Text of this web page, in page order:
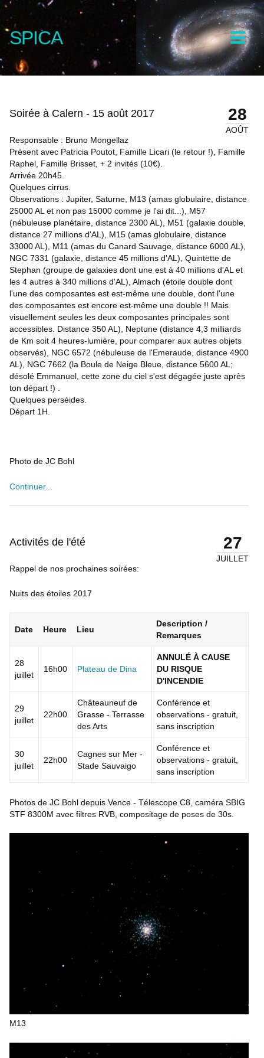
SPICA
28
AOÛT
Soirée à Calern - 15 août 2017
Responsable : Bruno Mongellaz
Présent avec Patricia Poutot, Famille Licari (le retour !), Famille
Raphel, Famille Brisset, + 2 invités (10€).
Arrivée 20h45.
Quelques cirrus.
Observations : Jupiter, Saturne, M13 (amas globulaire, distance
25000 AL et non pas 15000 comme je l'ai dit...), M57
(nébuleuse planétaire, distance 2300 AL), M51 (galaxie double,
distance 27 millions d'AL), M15 (amas globulaire, distance
33000 AL), M11 (amas du Canard Sauvage, distance 6000 AL),
NGC 7331 (galaxie, distance 45 millions d'AL), Quintette de
Stephan (groupe de galaxies dont une est à 40 millions d'AL et
les 4 autres à 340 millions d'AL), Almach (étoile double dont
l'une des composantes est est-même une double, dont l'une
des composantes est encore est-même une double !! Mais
visuellement seules les deux composantes principales sont
accessibles. Distance 350 AL), Neptune (distance 4,3 milliards
de Km soit 4 heures-lumière, pour comparer aux autres objets
observés), NGC 6572 (nébuleuse de l'Emeraude, distance 4900
AL), NGC 7662 (la Boule de Neige Bleue, distance 5600 AL;
désolé Emmanuel, cette zone du ciel s'est dégagée juste après
ton départ !) .
Quelques perséides.
Départ 1H.
Photo de JC Bohl
Continuer...
27
JUILLET
Activités de l'été
Rappel de nos prochaines soirées:
Nuits des étoiles 2017
Date Heure Lieu
Description /
Remarques
28
juillet
16h00 Plateau de Dina
ANNULÉ À CAUSE
DU RISQUE
D'INCENDIE
29
juillet
22h00
Châteauneuf de
Grasse - Terrasse
des Arts
Conférence et
observations - gratuit,
sans inscription
30
juillet
22h00
Cagnes sur Mer -
Stade Sauvaigo
Conférence et
observations - gratuit,
sans inscription
Photos de JC Bohl depuis Vence - Télescope C8, caméra SBIG
STF 8300M avec filtres RVB, compositage de poses de 30s.
M13